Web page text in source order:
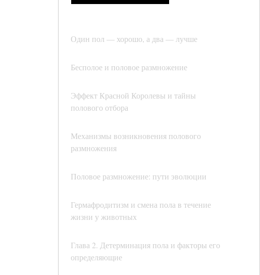
Один пол — хорошо, а два — лучше
Бесполое и половое размножение
Эффект Красной Королевы и тайны
полового отбора
Механизмы возникновения полового
размножения
Половое размножение: пути эволюции
Гермафродитизм и смена пола в течение
жизни у животных
Глава 2. Детерминация пола и факторы его
определяющие